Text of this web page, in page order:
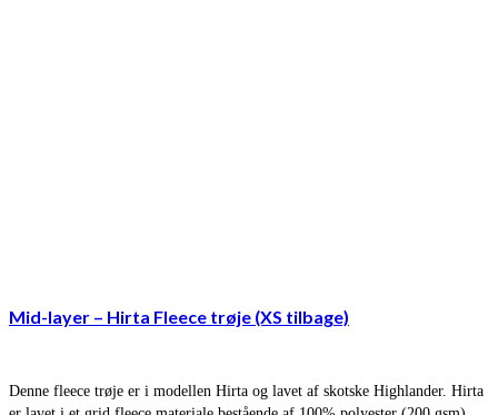
Mid-layer – Hirta Fleece trøje (XS tilbage)
Denne fleece trøje er i modellen Hirta og lavet af skotske Highlander. Hirta